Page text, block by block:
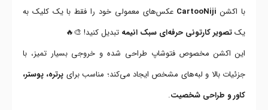
با اکشن CartooNiji عکس‌های معمولی خود را فقط با یک کلیک به
یکتصویر کارتونی حرفه‌ای سبک انیمه تبدیل کنید! 🎨🔥
این اکشن مخصوص فتوشاپ طراحی شده و خروجی بسیار تمیز، با
جزئیات بالا و لبه‌های مشخص ایجاد می‌کند؛ مناسب برای پرتره، پوستر،
کاور و طراحی شخصیت.